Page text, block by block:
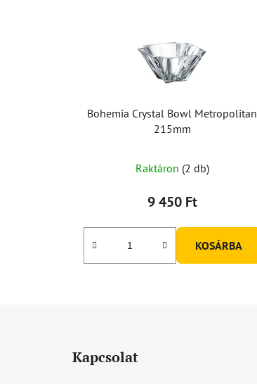
Bohemia Crystal Bowl Metropolitan
215mm
termék
átlagos
5-
Raktáron (2 db)
9 450 Ft
KOSÁRBA
Kapcsolat